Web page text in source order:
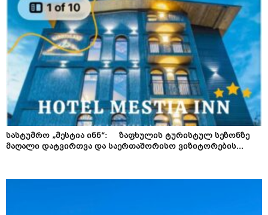
სასტუმრო „მესტია ინნ“: ზაფხულის ტურისტულ სეზონზე
მაღალი დატვირთვა და საერთაშორისო ვიზიტორების...